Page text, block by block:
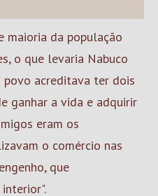
maioria da população
o que levaria Nabuco
povo acreditava ter dois
ganhar a vida e adquirir
eram os
o comércio nas
que